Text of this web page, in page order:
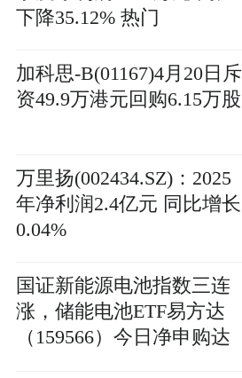
下降35.12% 热门
加科思-B(01167)4月20日斥
资49.9万港元回购6.15万股
万里扬(002434.SZ)：2025
年净利润2.4亿元 同比增长
0.04%
国证新能源电池指数三连
涨，储能电池ETF易方达
（159566）今日净申购达